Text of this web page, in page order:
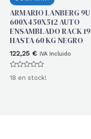
ARMARIO LANBERG 9U
600X450X512 AUTO
ENSAMBLADO RACK 19
HASTA 60 KG NEGRO
122,25 € IVA Incluido
con
18 en stock!